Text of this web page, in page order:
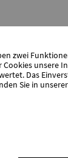
zwei
unsere
Das
Sie in unserer